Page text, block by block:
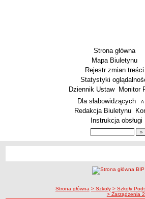
Strona główna
Mapa Biuletynu
Rejestr zmian treści
Statystyki
Dziennik Ustaw
Monitor
Menu dodatkowe
Dla słabowidzących A
Redakcja Biuletynu
Instrukcja obsługi
ścieżka nawigacji
Strona główna > Szkoły > Szkoły
> Zarządzenia